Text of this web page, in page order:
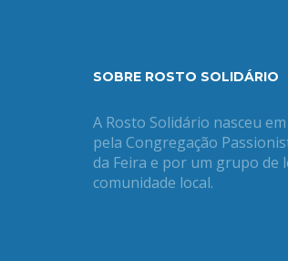
SOBRE ROSTO SOLIDÁRIO
A Rosto Solidário nasceu
pela Congregação
da Feira e por um grupo de
comunidade local.